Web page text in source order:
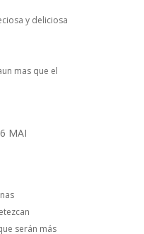
y deliciosa
mas que el
MAI
serán más